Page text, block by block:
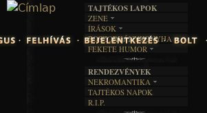
Jump to navigation
TAJTÉKOS LAPOK
ZENE
EGYÜTTESEK
INTERJÚK
FORDÍTÁSOK
DALSZÖVEGEK
ÍRÁSOK
IRODALOM
FILM
MŰVÉSZET
ÍRÁSTÖRTÉNET
BOSZORKÁNYKONYHA
FEKETE HUMOR
SZÖVEGES
RENDEZVÉNYEK
NEKROMANTIKA
AKTUÁLIS
A MÚLT
TAJTÉKOS NAPOK
R.I.P.